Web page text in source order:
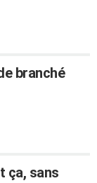
branché
ça, sans